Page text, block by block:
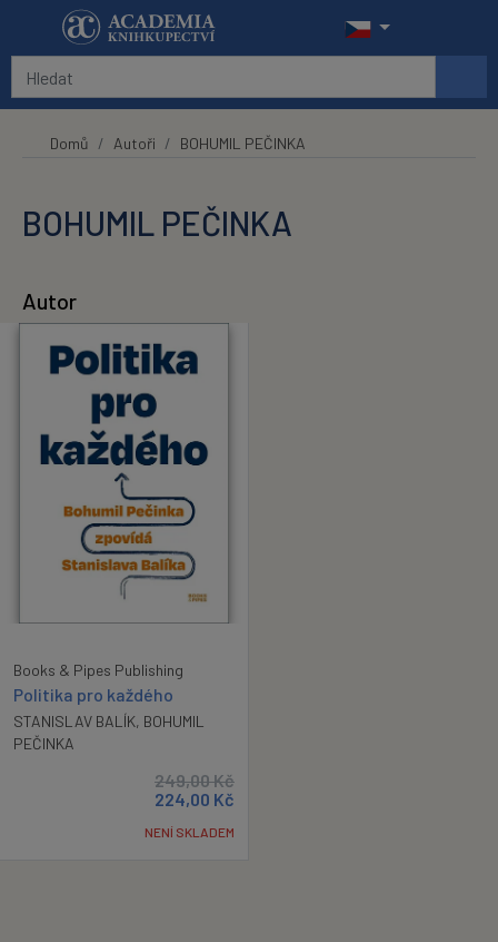
Přeskočit na hlavní obsah
Domů Autoři BOHUMIL PEČINKA
BOHUMIL PEČINKA
Autor
Books & Pipes Publishing
Politika pro každého
STANISLAV BALÍK, BOHUMIL
PEČINKA
249,00Kč
224,00 Kč
NENÍ SKLADEM